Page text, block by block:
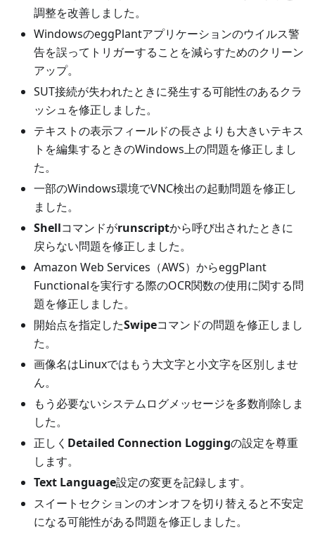
調整を改善しました。
WindowsのeggPlantアプリケーションのウイルス警
告を誤ってトリガーすることを減らすためのクリーン
アップ。
SUT接続が失われたときに発生する可能性のあるクラ
ッシュを修正しました。
テキストの表示フィールドの長さよりも大きいテキス
トを編集するときのWindows上の問題を修正しまし
た。
一部のWindows環境でVNC検出の起動問題を修正し
ました。
Shellコマンドがrunscriptから呼び出されたときに
戻らない問題を修正しました。
Amazon Web Services（AWS）からeggPlant
Functionalを実行する際のOCR関数の使用に関する問
題を修正しました。
開始点を指定したSwipeコマンドの問題を修正しまし
た。
画像名はLinuxではもう大文字と小文字を区別しませ
ん。
もう必要ないシステムログメッセージを多数削除しま
した。
正しく Detailed Connection Loggingの設定を尊重
します。
Text Language設定の変更を記録します。
スイートセクションのオンオフを切り替えると不安定
になる可能性がある問題を修正しました。